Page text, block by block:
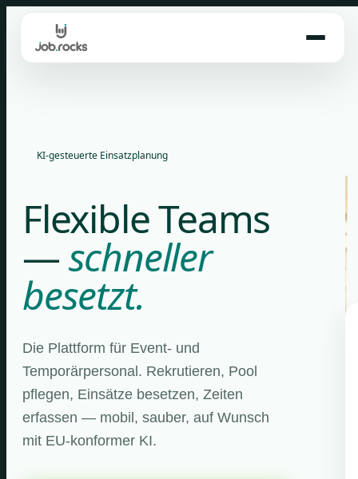
content
KI-gesteuerte Einsatzplanung
Flexible Teams
—schneller
besetzt.
Die Plattform für Event- und
Temporärpersonal. Rekrutieren, Pool
pflegen, Einsätze besetzen, Zeiten
erfassen — mobil, sauber, auf Wunsch
mit EU-konformer KI.